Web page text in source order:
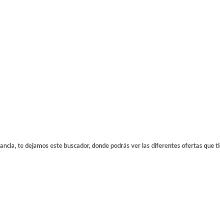
te dejamos este buscador, donde podrás ver las diferentes ofertas que